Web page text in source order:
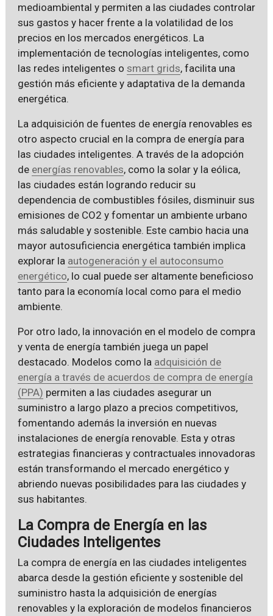
medioambiental y permiten a las ciudades controlar
sus gastos y hacer frente a la volatilidad de los
precios en los mercados energéticos. La
implementación de tecnologías inteligentes, como
las redes inteligentes o smart grids, facilita una
gestión más eficiente y adaptativa de la demanda
energética.
La adquisición de fuentes de energía renovables es
otro aspecto crucial en la compra de energía para
las ciudades inteligentes. A través de la adopción
de energías renovables, como la solar y la eólica,
las ciudades están logrando reducir su
dependencia de combustibles fósiles, disminuir sus
emisiones de CO2 y fomentar un ambiente urbano
más saludable y sostenible. Este cambio hacia una
mayor autosuficiencia energética también implica
explorar la autogeneración y el autoconsumo
energético, lo cual puede ser altamente beneficioso
tanto para la economía local como para el medio
ambiente.
Por otro lado, la innovación en el modelo de compra
y venta de energía también juega un papel
destacado. Modelos como la adquisición de
energía a través de acuerdos de compra de energía
(PPA) permiten a las ciudades asegurar un
suministro a largo plazo a precios competitivos,
fomentando además la inversión en nuevas
instalaciones de energía renovable. Esta y otras
estrategias financieras y contractuales innovadoras
están transformando el mercado energético y
abriendo nuevas posibilidades para las ciudades y
sus habitantes.
La Compra de Energía en las
Ciudades Inteligentes
La compra de energía en las ciudades inteligentes
abarca desde la gestión eficiente y sostenible del
suministro hasta la adquisición de energías
renovables y la exploración de modelos financieros